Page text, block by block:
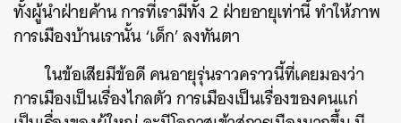
ทั้งผู้นำฝ่ายค้าน การที่เรามีทั้ง 2 ฝ่ายอายุเท่านี้ ทำให้ภาพ
การเมืองบ้านเรานั้น ‘เด็ก’ ลงทันตา
ในข้อเสียมีข้อดี คนอายุรุ่นราวคราวนี้ที่เคยมองว่า
การเมืองเป็นเรื่องไกลตัว การเมืองเป็นเรื่องของคนแก่
ค้นหา
SHARE TWEET LINE EMAIL